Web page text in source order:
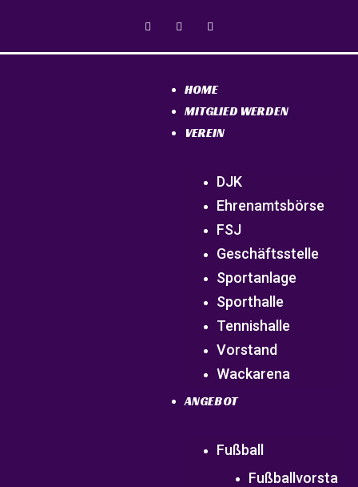
HOME
MITGLIED WERDEN
VEREIN
DJK
Ehrenamtsbörse
FSJ
Geschäftsstelle
Sportanlage
Sporthalle
Tennishalle
Vorstand
Wackarena
ANGEBOT
Fußball
Fußballvorsta